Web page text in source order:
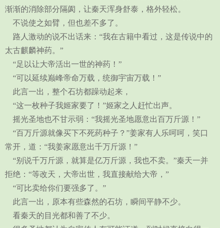
渐渐的消除部分隔阂，让秦天浑身舒泰，格外轻松。
不说使之如臂，但也差不多了。
路人激动的说不出话来：“我在古籍中看过，这是传说中的
太古麒麟神药。”
“足以让大帝活出一世的神药！”
“可以延续巅峰帝命万载，统御宇宙万载！”
此言一出，整个石坊都躁动起来，
“这一枚种子我姬家要了！”姬家之人赶忙出声。
摇光圣地也不甘示弱：“我摇光圣地愿意出百万斤源！”
“百万斤源就像买下不死药种子？”姜家有人乐呵呵，笑口
常开，道：“我姜家愿意出千万斤源！”
“别说千万斤源，就算是亿万斤源，我也不卖。”秦天一并
拒绝：“等改天，大帝出世，我直接献给大帝，”
“可比卖给你们要强多了。”
此言一出，原本有些森然的石坊，瞬间平静不少。
看秦天的目光都和善了不少。